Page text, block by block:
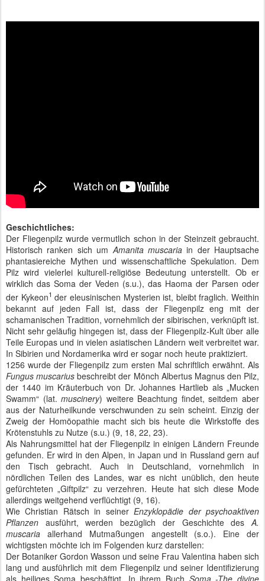
Geschichtliches:
Der Fliegenpilz wurde vermutlich schon in der Steinzeit gebraucht.
Historisch ranken sich umAmanita muscariain der Hauptsache
phantasiereiche Mythen und wissenschaftliche Spekulation. Dem
Pilz wird vielerlei kulturell-religiöse Bedeutung unterstellt. Ob er
wirklich das Soma der Veden (s.u.), das Haoma der Parsen oder
der Kykeon1 der eleusinischen Mysterien ist, bleibt fraglich. Weithin
bekannt auf jeden Fall ist, dass der Fliegenpilz eng mit der
schamanischen Tradition, vornehmlich der sibirischen, verknüpft ist.
Nicht sehr geläufig hingegen ist, dass der Fliegenpilz-Kult über alle
Teile Europas und in vielen asiatischen Ländern weit verbreitet war.
In Sibirien und Nordamerika wird er sogar noch heute praktiziert.
1256 wurde der Fliegenpilz zum ersten Mal schriftlich erwähnt. Als
Fungus muscariusbeschreibt der Mönch Albertus Magnus den Pilz,
der 1440 im Kräuterbuch von Dr. Johannes Hartlieb als „Mucken
Swamm“ (lat.muscinery) weitere Beachtung findet, seitdem aber
aus der Naturheilkunde verschwunden zu sein scheint. Einzig der
Zweig der Homöopathie macht sich bis heute die Wirkstoffe des
Krötenstuhls zu Nutze (s.u.) (9, 18, 22, 23).
Als Nahrungsmittel hat der Fliegenpilz in einigen Ländern Freunde
gefunden. Er wird in den Alpen, in Japan und in Russland gern auf
den Tisch gebracht. Auch in Deutschland, vornehmlich in
nördlichen Teilen des Landes, war es nicht unüblich, den heute
gefürchteten „Giftpilz“ zu verzehren. Heute hat sich diese Mode
allerdings weitgehend verflüchtigt (9, 16).
Wie Christian Rätsch in seinerEnzyklopädie der psychoaktiven
Pflanzen ausführt, werden bezüglich der Geschichte desA.
muscaria allerhand Mutmaßungen angestellt (s.o.). Eine der
wichtigsten möchte ich im Folgenden kurz darstellen:
Der Botaniker Gordon Wasson und seine Frau Valentina haben sich
lang und ausführlich mit dem Fliegenpilz und seiner Identifizierung